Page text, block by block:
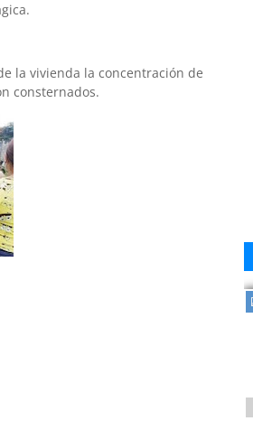
la vivienda la concentración de
consternados.